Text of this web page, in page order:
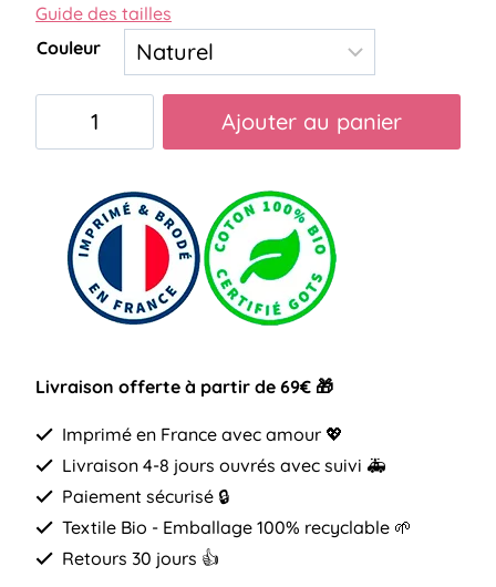
Guide des tailles
Couleur
attention
Ajouter au panier
Livraison offerte à partir de 69€ 🎁
Imprimé en France avec amour 💖
Livraison 4-8 jours ouvrés avec suivi 🚑
Paiement sécurisé 🔒
Textile Bio - Emballage 100% recyclable 🌱
Retours 30 jours 👍